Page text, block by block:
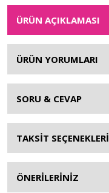
ÜRÜN AÇIKLAMASI
ÜRÜN YORUMLARI
SORU & CEVAP
TAKSİT SEÇENEKLERİ
ÖNERİLERİNİZ